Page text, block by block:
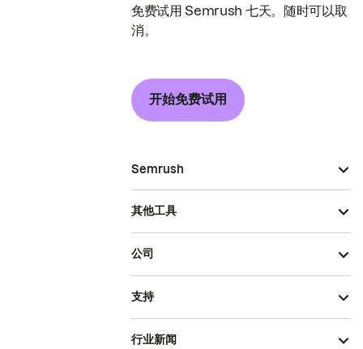
免费试用 Semrush 七天。随时可以取
消。
开始免费试用
Semrush
其他工具
公司
支持
行业新闻